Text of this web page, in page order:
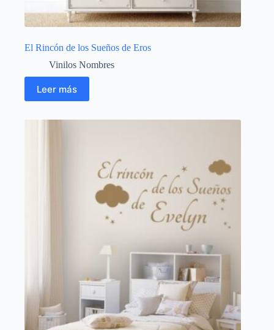
El Rincón de los Sueños de Eros
Vinilos Nombres
Leer más